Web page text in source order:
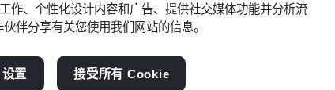
作、个性化设计内容和广告、提供社交媒体功能并分析流
伴分享有关您使用我们网站的信息。
置 接受所有 Cookie